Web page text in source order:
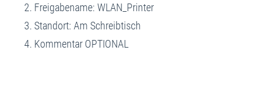
Freigabename: WLAN_Printer
Standort: Am Schreibtisch
Kommentar OPTIONAL